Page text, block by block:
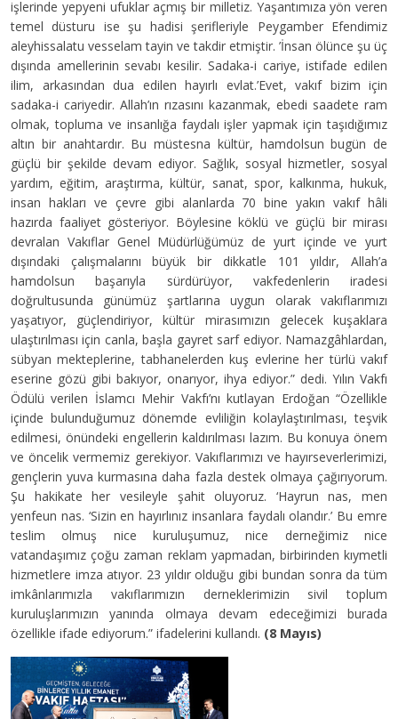
işlerinde yepyeni ufuklar açmış bir milletiz. Yaşantımıza yön veren
temel düsturu ise şu hadisi şerifleriyle Peygamber Efendimiz
aleyhissalatu vesselam tayin ve takdir etmiştir. ’İnsan ölünce şu üç
dışında amellerinin sevabı kesilir. Sadaka-i cariye, istifade edilen
ilim, arkasından dua edilen hayırlı evlat.’Evet, vakıf bizim için
sadaka-i cariyedir. Allah’ın rızasını kazanmak, ebedi saadete ram
olmak, topluma ve insanlığa faydalı işler yapmak için taşıdığımız
altın bir anahtardır. Bu müstesna kültür, hamdolsun bugün de
güçlü bir şekilde devam ediyor. Sağlık, sosyal hizmetler, sosyal
yardım, eğitim, araştırma, kültür, sanat, spor, kalkınma, hukuk,
insan hakları ve çevre gibi alanlarda 70 bine yakın vakıf hâli
hazırda faaliyet gösteriyor. Böylesine köklü ve güçlü bir mirası
devralan Vakıflar Genel Müdürlüğümüz de yurt içinde ve yurt
dışındaki çalışmalarını büyük bir dikkatle 101 yıldır, Allah’a
hamdolsun başarıyla sürdürüyor, vakfedenlerin iradesi
doğrultusunda günümüz şartlarına uygun olarak vakıflarımızı
yaşatıyor, güçlendiriyor, kültür mirasımızın gelecek kuşaklara
ulaştırılması için canla, başla gayret sarf ediyor. Namazgâhlardan,
sübyan mekteplerine, tabhanelerden kuş evlerine her türlü vakıf
eserine gözü gibi bakıyor, onarıyor, ihya ediyor.” dedi. Yılın Vakfı
Ödülü verilen İslamcı Mehir Vakfı’nı kutlayan Erdoğan “Özellikle
içinde bulunduğumuz dönemde evliliğin kolaylaştırılması, teşvik
edilmesi, önündeki engellerin kaldırılması lazım. Bu konuya önem
ve öncelik vermemiz gerekiyor. Vakıflarımızı ve hayırseverlerimizi,
gençlerin yuva kurmasına daha fazla destek olmaya çağırıyorum.
Şu hakikate her vesileyle şahit oluyoruz. ‘Hayrun nas, men
yenfeun nas. ‘Sizin en hayırlınız insanlara faydalı olandır.’ Bu emre
teslim olmuş nice kuruluşumuz, nice derneğimiz nice
vatandaşımız çoğu zaman reklam yapmadan, birbirinden kıymetli
hizmetlere imza atıyor. 23 yıldır olduğu gibi bundan sonra da tüm
imkânlarımızla vakıflarımızın derneklerimizin sivil toplum
kuruluşlarımızın yanında olmaya devam edeceğimizi burada
özellikle ifade ediyorum.” ifadelerini kullandı. (8 Mayıs)